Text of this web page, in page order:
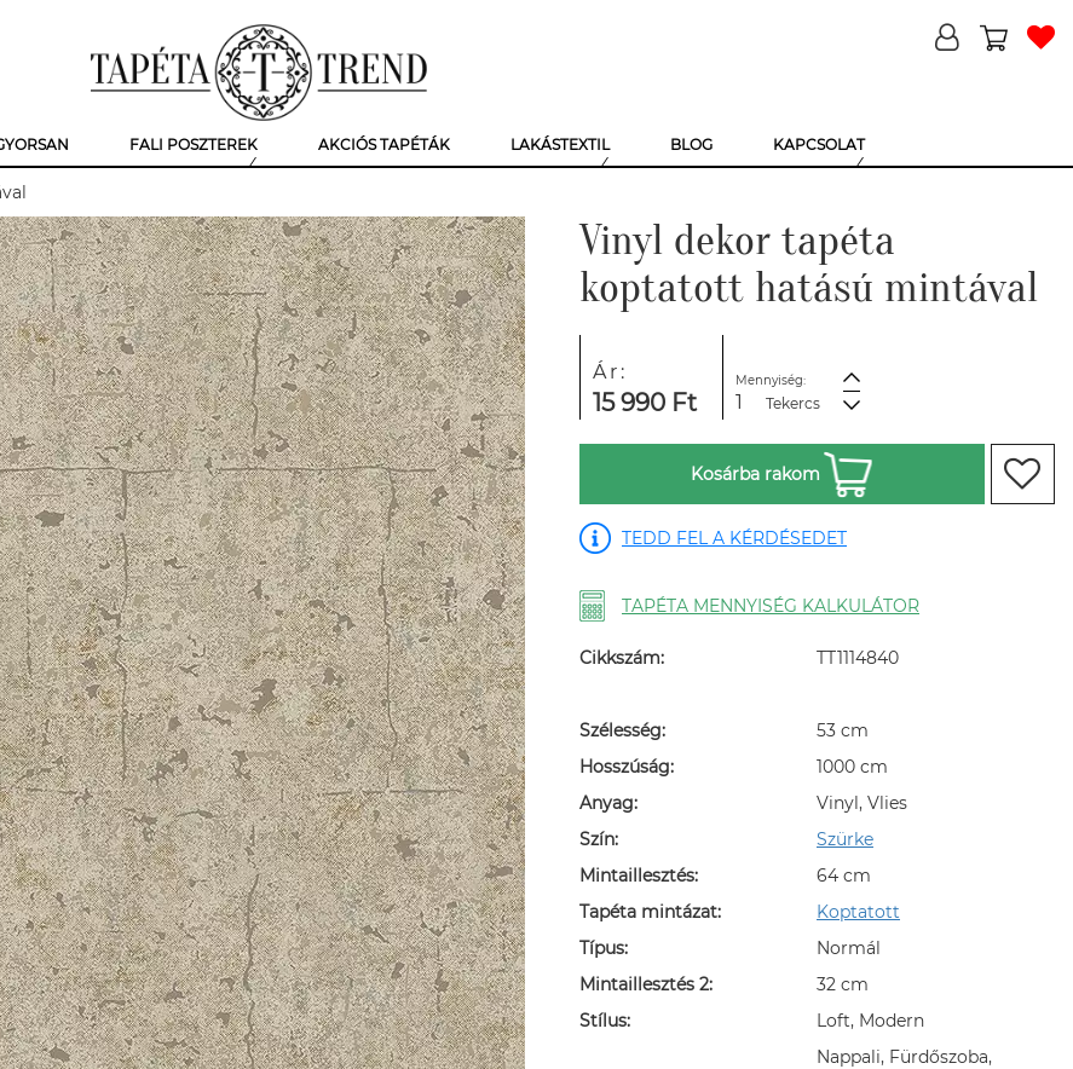
FALI POSZTEREK AKCIÓS TAPÉTÁK LAKÁSTEXTIL BLOG KAPCSOLAT
Vinyl dekor tapéta
koptatott hatású mintával
Ár:
15 990 Ft
Mennyiség:
Tekercs
Kosárba rakom
TEDD FEL A KÉRDÉSEDET
TAPÉTA MENNYISÉG KALKULÁTOR
Cikkszám: TT1114840
Szélesség:
53 cm
Hosszúság:
1000 cm
Anyag:
Vinyl, Vlies
Szín:
Szürke
Mintaillesztés:
64 cm
Tapéta mintázat:
Koptatott
Típus:
Normál
Mintaillesztés 2:
32 cm
Stílus:
Loft, Modern
Nappali, Fürdőszoba,